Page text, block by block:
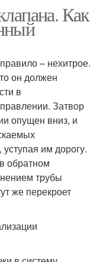
Как
– нехитрое.
он должен
в
Затвор
опущен вниз, и
им дорогу.
обратном
трубы
же перекроет